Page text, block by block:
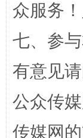
网上
众服务
七、参
有意见
公众传
传媒网